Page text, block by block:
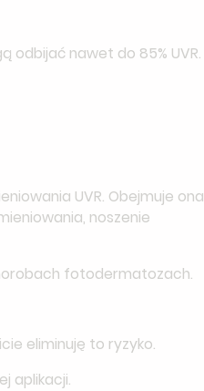
odbijać nawet do 85% UVR.
UVR. Obejmuje ona
noszenie
fotodermatozach.
eliminuję to ryzyko.
aplikacji.